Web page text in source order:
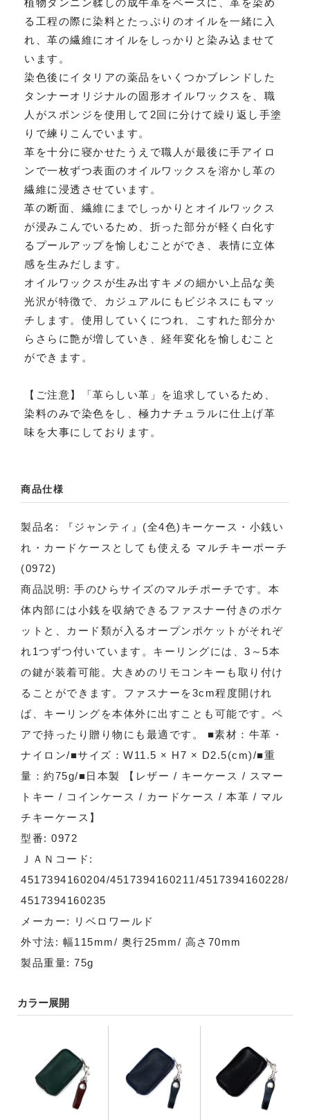
る工程の際に染料とたっぷりのオイルを一緒に入
れ、革の繊維にオイルをしっかりと染み込ませて
います。
染色後にイタリアの薬品をいくつかブレンドした
タンナーオリジナルの固形オイルワックスを、職
人がスポンジを使用して2回に分けて繰り返し手塗
りで練りこんでいます。
革を十分に寝かせたうえで職人が最後に手アイロ
ンで一枚ずつ表面のオイルワックスを溶かし革の
繊維に浸透させています。
革の断面、繊維にまでしっかりとオイルワックス
が浸みこんでいるため、折った部分が軽く白化す
るプールアップを愉しむことができ、表情に立体
感を生みだします。
オイルワックスが生み出すキメの細かい上品な美
光沢が特徴で、カジュアルにもビジネスにもマッ
チします。使用していくにつれ、こすれた部分か
らさらに艶が増していき、経年変化を愉しむこと
ができます。
【ご注意】「革らしい革」を追求しているため、
染料のみで染色をし、極力ナチュラルに仕上げ革
味を大事にしております。
商品仕様
製品名: 『ジャンティ』(全4色)キーケース・小銭い
れ・カードケースとしても使える マルチキーポーチ
(0972)
商品説明: 手のひらサイズのマルチポーチです。本
体内部には小銭を収納できるファスナー付きのポケ
ットと、カード類が入るオープンポケットがそれぞ
れ1つずつ付いています。キーリングには、3～5本
の鍵が装着可能。大きめのリモコンキーも取り付け
ることができます。ファスナーを3cm程度開けれ
ば、キーリングを本体外に出すことも可能です。ペ
アで持ったり贈り物にも最適です。 ■素材：牛革・
ナイロン/■サイズ：W11.5 × H7 × D2.5(cm)/■重
量：約75g/■日本製 【レザー / キーケース / スマー
トキー / コインケース / カードケース / 本革 / マル
チキーケース】
型番: 0972
ＪＡＮコード:
4517394160204/4517394160211/4517394160228/
4517394160235
メーカー: リベロワールド
外寸法: 幅115mm/ 奥行25mm/ 高さ70mm
製品重量: 75g
カラー展開